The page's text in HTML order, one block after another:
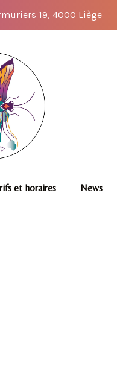
19, 4000 Liège
et horaires News